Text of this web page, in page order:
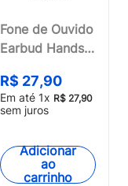
Fone de Ouvido
Earbud Hands
Pulse - PH355
R$ 27,90
Em até 1x R$ 27,90
sem juros
Adicionar
ao
carrinho